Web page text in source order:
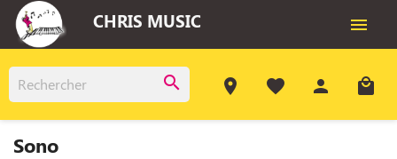
CHRIS MUSIC 
search room favorite person local_mall
Sono